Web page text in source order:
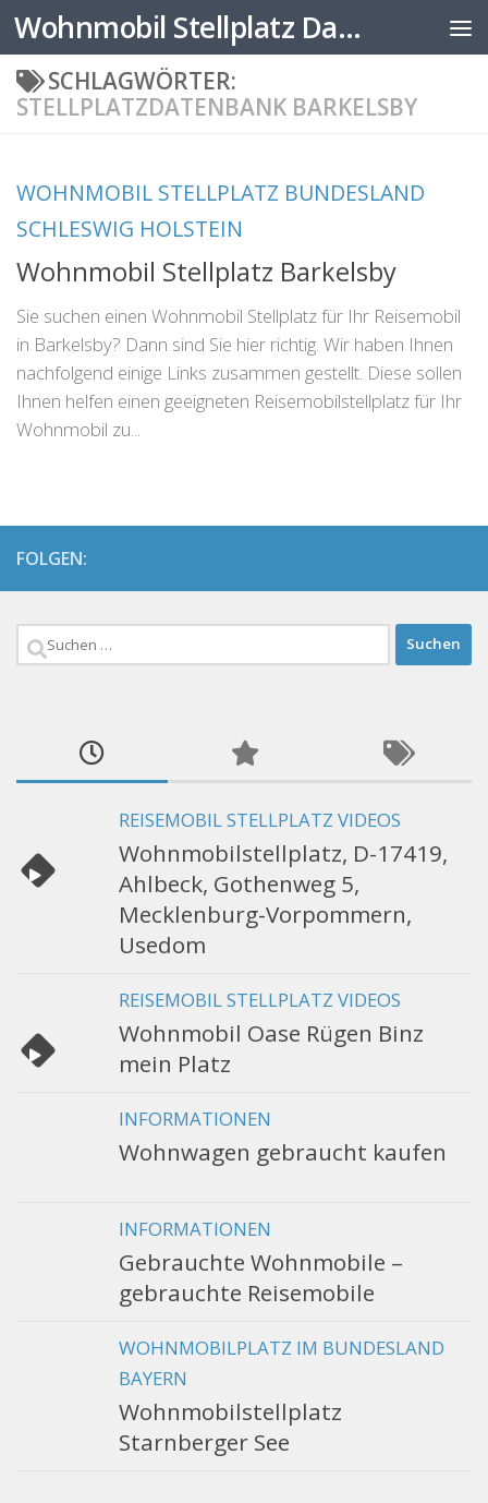
Zum Inhalt springen Wohnmobil Stellplatz Datenbank
SCHLAGWÖRTER:
STELLPLATZDATENBANK BARKELSBY
WOHNMOBIL STELLPLATZ BUNDESLAND
SCHLESWIG HOLSTEIN
Wohnmobil Stellplatz Barkelsby
Sie suchen einen Wohnmobil Stellplatz für Ihr Reisemobil
in Barkelsby? Dann sind Sie hier richtig. Wir haben Ihnen
nachfolgend einige Links zusammen gestellt. Diese sollen
Ihnen helfen einen geeigneten Reisemobilstellplatz für Ihr
Wohnmobil zu...
FOLGEN:
Suchen
REISEMOBIL STELLPLATZ VIDEOS
Wohnmobilstellplatz, D-17419,
Ahlbeck, Gothenweg 5,
Mecklenburg-Vorpommern,
Usedom
REISEMOBIL STELLPLATZ VIDEOS
Wohnmobil Oase Rügen Binz
mein Platz
INFORMATIONEN
Wohnwagen gebraucht kaufen
INFORMATIONEN
Gebrauchte Wohnmobile –
gebrauchte Reisemobile
WOHNMOBILPLATZ IM BUNDESLAND
BAYERN
Wohnmobilstellplatz
Starnberger See